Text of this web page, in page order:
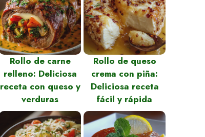
Rollo de carne
relleno: Deliciosa
receta con queso y
verduras
Rollo de queso
crema con piña:
Deliciosa receta
fácil y rápida